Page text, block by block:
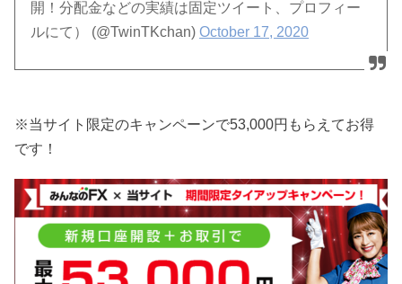
開！分配金などの実績は固定ツイート、プロフィー
ルにて） (@TwinTKchan)October 17, 2020
※当サイト限定のキャンペーンで53,000円もらえてお得
です！